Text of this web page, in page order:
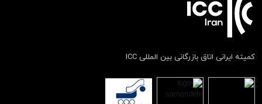
کمیته ایرانی اتاق بازرگانی بین المللی ICC